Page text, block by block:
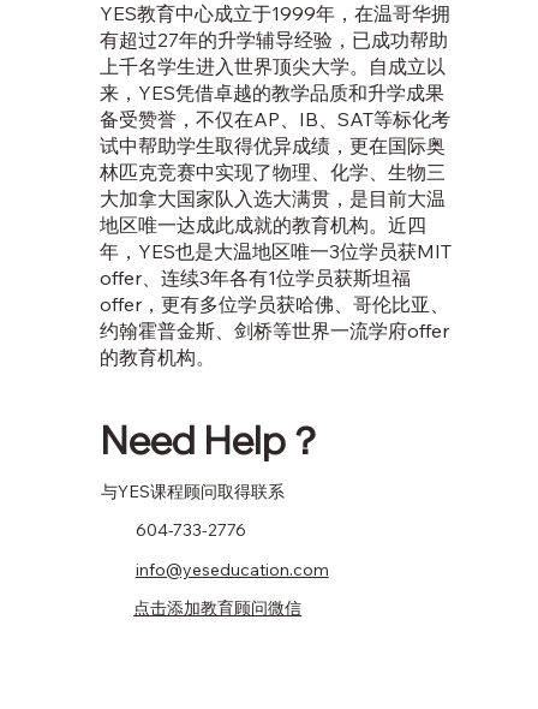
YES教育中心成立于1999年，在温哥华拥
有超过27年的升学辅导经验，已成功帮助
上千名学生进入世界顶尖大学。自成立以
来，YES凭借卓越的教学品质和升学成果
备受赞誉，不仅在AP、IB、SAT等标化考
试中帮助学生取得优异成绩，更在国际奥
林匹克竞赛中实现了物理、化学、生物三
大加拿大国家队入选大满贯，是目前大温
地区唯一达成此成就的教育机构。近四
年，YES也是大温地区唯一3位学员获MIT
offer、连续3年各有1位学员获斯坦福
offer，更有多位学员获哈佛、哥伦比亚、
约翰霍普金斯、剑桥等世界一流学府offer
的教育机构。
Need Help？
​与YES课程顾问取得联系
604-733-2776
info@yeseducation.com
点击添加教育顾问微信